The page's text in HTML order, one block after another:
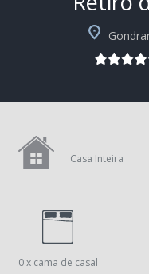
Casa Inteira
0 x cama de casal